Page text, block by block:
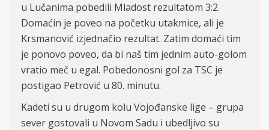
u Lučanima pobedili Mladost rezultatom 3:2.
Domaćin je poveo na početku utakmice, ali je
Krsmanović izjednačio rezultat. Zatim domaći tim
je ponovo poveo, da bi naš tim jednim auto-golom
vratio meč u egal. Pobedonosni gol za TSC je
postigao Petrović u 80. minutu.
Kadeti su u drugom kolu Vojođanske lige – grupa
sever gostovali u Novom Sadu i ubedljivo su